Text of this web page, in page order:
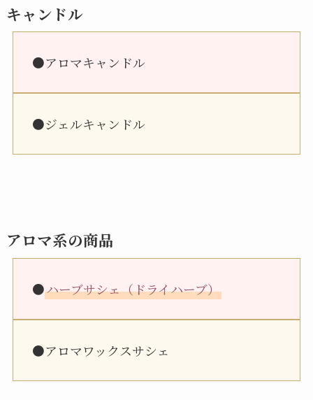
キャンドル
●アロマキャンドル
●ジェルキャンドル
アロマ系の商品
●ハーブサシェ（ドライハーブ）
●アロマワックスサシェ